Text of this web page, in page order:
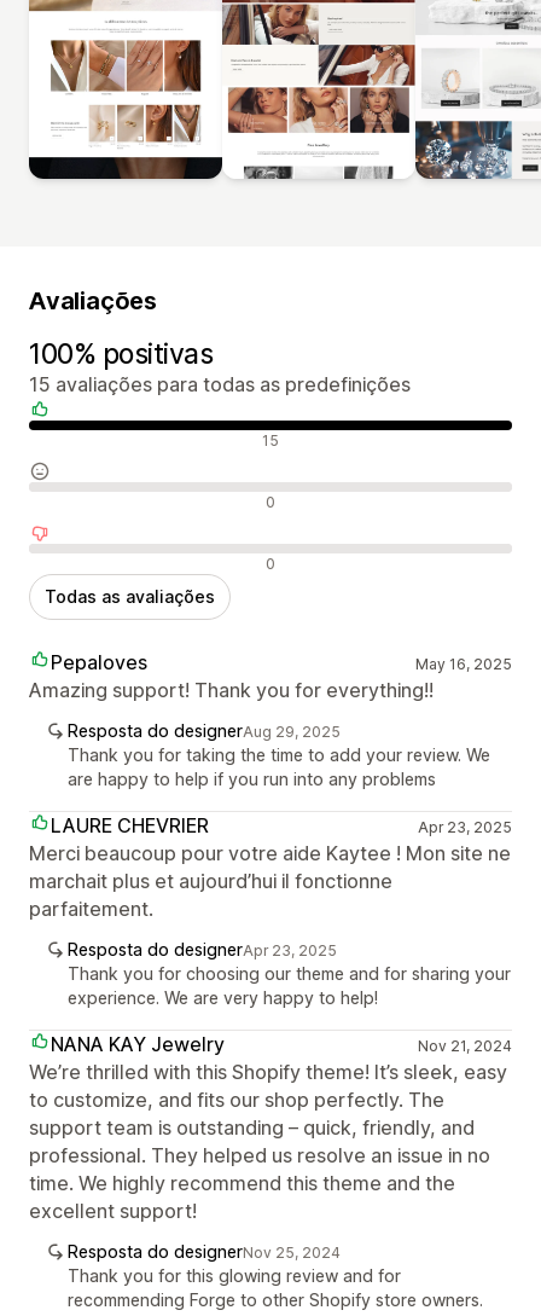
Avaliações
100% positivas
15 avaliações para todas as predefinições
Avaliações positivas 15
Avaliações neutras 0
Avaliações negativas 0
Todas as avaliações
Pepaloves May 16, 2025
Amazing support! Thank you for everything!!
Resposta do designerAug 29, 2025
Thank you for taking the time to add your review. We
are happy to help if you run into any problems
LAURE CHEVRIER Apr 23, 2025
Merci beaucoup pour votre aide Kaytee ! Mon site ne
marchait plus et aujourd’hui il fonctionne
parfaitement.
Resposta do designerApr 23, 2025
Thank you for choosing our theme and for sharing your
experience. We are very happy to help!
NANA KAY Jewelry Nov 21, 2024
We’re thrilled with this Shopify theme! It’s sleek, easy
to customize, and fits our shop perfectly. The
support team is outstanding – quick, friendly, and
professional. They helped us resolve an issue in no
time. We highly recommend this theme and the
excellent support!
Resposta do designerNov 25, 2024
Thank you for this glowing review and for
recommending Forge to other Shopify store owners.